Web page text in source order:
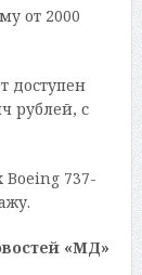
от 2000
доступен
рублей, с
Boeing 737-
«МД»